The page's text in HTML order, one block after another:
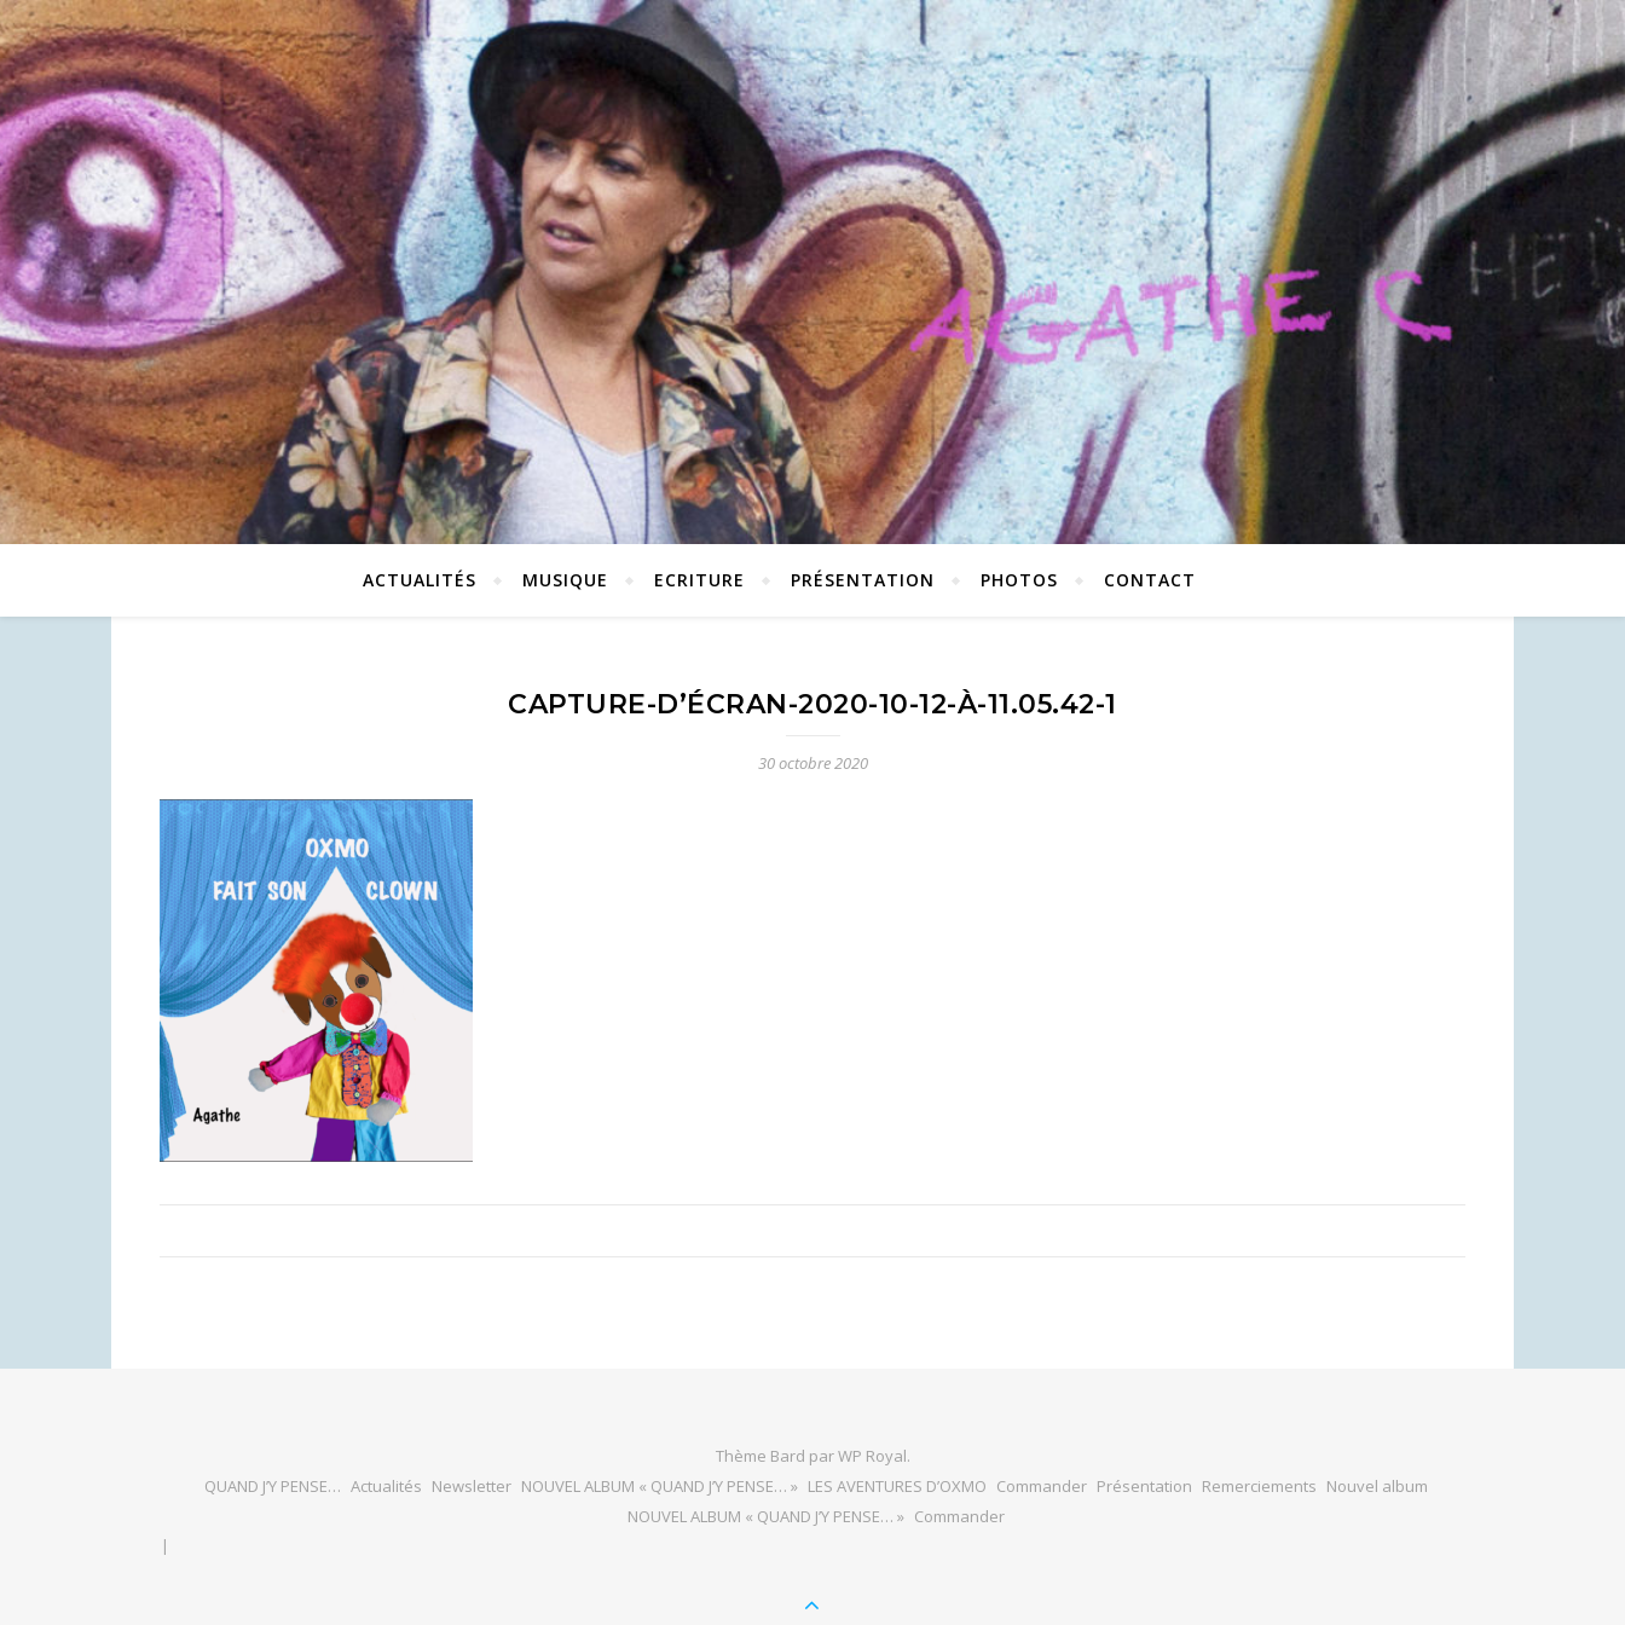
ACTUALITÉS MUSIQUE ECRITURE PRÉSENTATION PHOTOS CONTACT
CAPTURE-D’ÉCRAN-2020-10-12-À-11.05.42-1
30 octobre 2020
Thème Bard parWP Royal.
QUAND J’Y PENSE… Actualités Newsletter NOUVEL ALBUM « QUAND J’Y PENSE… » LES AVENTURES D’OXMO Commander Présentation Remerciements Nouvel album
NOUVEL ALBUM « QUAND J’Y PENSE… » Commander